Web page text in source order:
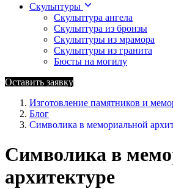
Скульптуры
Скульптура ангела
Скульптура из бронзы
Скульптуры из мрамора
Скульптуры из гранита
Бюсты на могилу
Оставить заявку
Изготовление памятников и
Блог
Символика в мемориальной
Символика в
архитектуре